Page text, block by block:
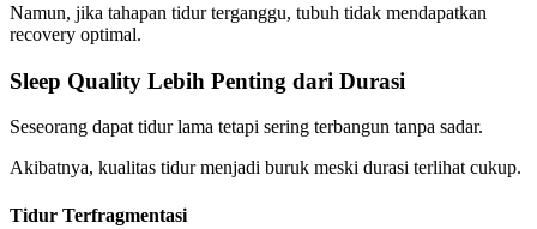
Namun, jika tahapan tidur terganggu, tubuh tidak mendapatkan
recovery optimal.
Sleep Quality Lebih Penting dari Durasi
Seseorang dapat tidur lama tetapi sering terbangun tanpa sadar.
Akibatnya, kualitas tidur menjadi buruk meski durasi terlihat cukup.
Tidur Terfragmentasi